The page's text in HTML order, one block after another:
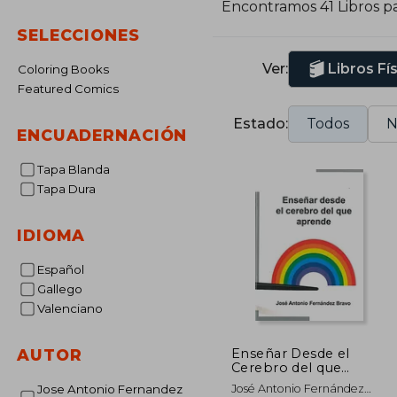
SELECCIONES
Coloring Books
Featured Comics
ENCUADERNACIÓN
Tapa Blanda
Tapa Dura
IDIOMA
Español
Gallego
Valenciano
AUTOR
Jose Antonio Fernandez
Encontramos 41 Libros
Ver: Libros
Estado: Todos
Enseñar Desde el
Cerebro del que
Aprende
José Antonio Fernández